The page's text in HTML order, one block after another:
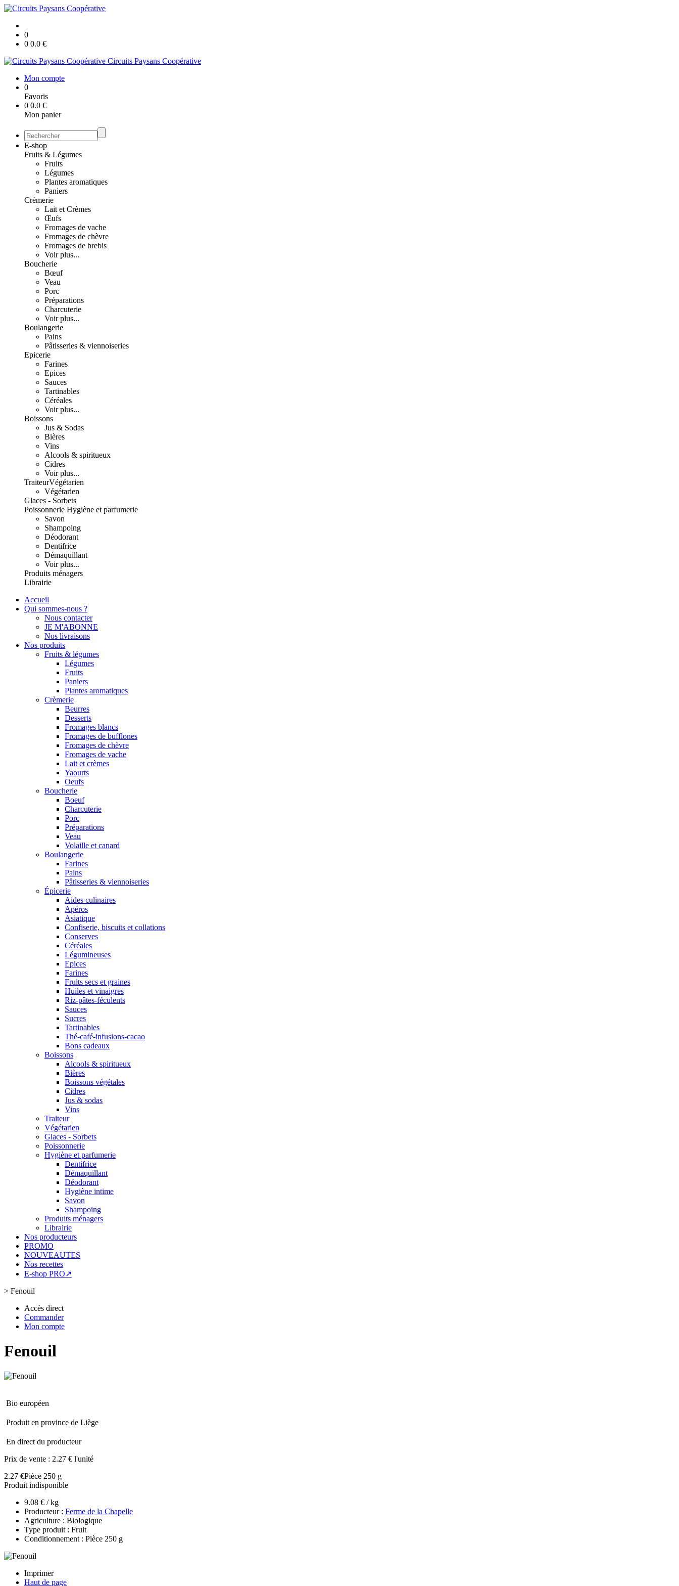
0
0 0.0 €
Circuits Paysans Coopérative
Mon compte
0
Favoris
0 0.0 €
Mon panier
E-shop
Fruits & Légumes
Fruits
Légumes
Plantes aromatiques
Paniers
Crèmerie
Lait et Crèmes
Œufs
Fromages de vache
Fromages de chèvre
Fromages de brebis
Voir plus...
Boucherie
Bœuf
Veau
Porc
Préparations
Charcuterie
Voir plus...
Boulangerie
Pains
Pâtisseries & viennoiseries
Epicerie
Farines
Epices
Sauces
Tartinables
Céréales
Voir plus...
Boissons
Jus & Sodas
Bières
Vins
Alcools & spiritueux
Cidres
Voir plus...
TraiteurVégétarien
Végétarien
Glaces - Sorbets
Poissonnerie Hygiène et parfumerie
Savon
Shampoing
Déodorant
Dentifrice
Démaquillant
Voir plus...
Produits ménagers
Librairie
Accueil
Qui sommes-nous ?
Nous contacter
JE M'ABONNE
Nos livraisons
Nos produits
Fruits & légumes
Légumes
Fruits
Paniers
Plantes aromatiques
Crèmerie
Beurres
Desserts
Fromages blancs
Fromages de bufflones
Fromages de chèvre
Fromages de vache
Lait et crèmes
Yaourts
Oeufs
Boucherie
Boeuf
Charcuterie
Porc
Préparations
Veau
Volaille et canard
Boulangerie
Farines
Pains
Pâtisseries & viennoiseries
Épicerie
Aides culinaires
Apéros
Asiatique
Confiserie, biscuits et collations
Conserves
Céréales
Légumineuses
Epices
Farines
Fruits secs et graines
Huiles et vinaigres
Riz-pâtes-féculents
Sauces
Sucres
Tartinables
Thé-café-infusions-cacao
Bons cadeaux
Boissons
Alcools & spiritueux
Bières
Boissons végétales
Cidres
Jus & sodas
Vins
Traiteur
Végétarien
Glaces - Sorbets
Poissonnerie
Hygiène et parfumerie
Dentifrice
Démaquillant
Déodorant
Hygiène intime
Savon
Shampoing
Produits ménagers
Librairie
Nos producteurs
PROMO
NOUVEAUTES
Nos recettes
E-shop PRO↗
> Fenouil
Accès direct
Commander
Mon compte
Fenouil
Bio européen
Produit en province de Liège
En direct du producteur
Prix de vente : 2.27 € l'unité
2.27 €Pièce 250 g
Produit indisponible
9.08 € / kg
Producteur : Ferme de la Chapelle
Agriculture : Biologique
Type produit : Fruit
Conditionnement : Pièce 250 g
Imprimer
Haut de page